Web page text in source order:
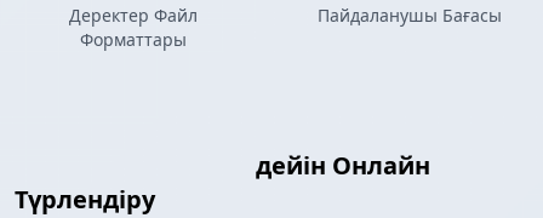
дейін Онлайн
Түрлендіру
Деректер Файл
Форматтары
Пайдаланушы Бағасы